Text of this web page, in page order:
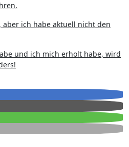
ich habe aktuell nicht den
und ich mich erholt habe, wird